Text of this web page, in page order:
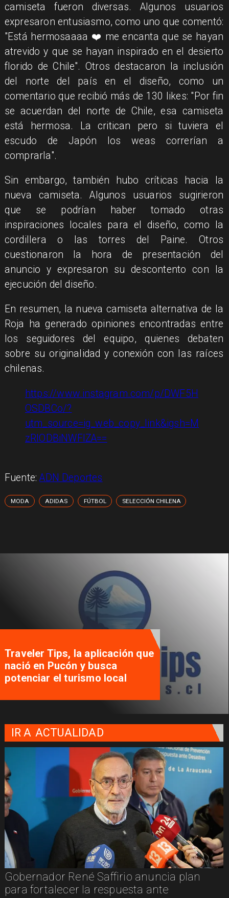
camiseta fueron diversas. Algunos usuarios
expresaron entusiasmo, como uno que comentó:
"Está hermosaaaa ❤️ me encanta que se hayan
atrevido y que se hayan inspirado en el desierto
florido de Chile". Otros destacaron la inclusión
del norte del país en el diseño, como un
comentario que recibió más de 130 likes: "Por fin
se acuerdan del norte de Chile, esa camiseta
está hermosa. La critican pero si tuviera el
escudo de Japón los weas correrían a
comprarla".
Sin embargo, también hubo críticas hacia la
nueva camiseta. Algunos usuarios sugirieron
que se podrían haber tomado otras
inspiraciones locales para el diseño, como la
cordillera o las torres del Paine. Otros
cuestionaron la hora de presentación del
anuncio y expresaron su descontento con la
ejecución del diseño.
En resumen, la nueva camiseta alternativa de la
Roja ha generado opiniones encontradas entre
los seguidores del equipo, quienes debaten
sobre su originalidad y conexión con las raíces
chilenas.
https://www.instagram.com/p/DWF5H
OSDBCo/?
utm_source=ig_web_copy_link&igsh=M
zRlODBiNWFlZA==
Fuente:ADN Deportes
MODA ADIDAS FÚTBOL SELECCIÓN CHILENA
Traveler Tips, la aplicación que
nació en Pucón y busca
potenciar el turismo local
IR A ACTUALIDAD
Gobernador René Saffirio anuncia plan
para fortalecer la respuesta ante